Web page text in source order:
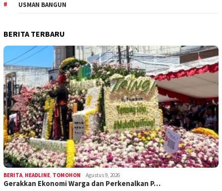
USMAN BANGUN
BERITA TERBARU
BERITA, HEADLINE, TOMOHON Agustus 9, 2026
Gerakkan Ekonomi Warga dan Perkenalkan P…